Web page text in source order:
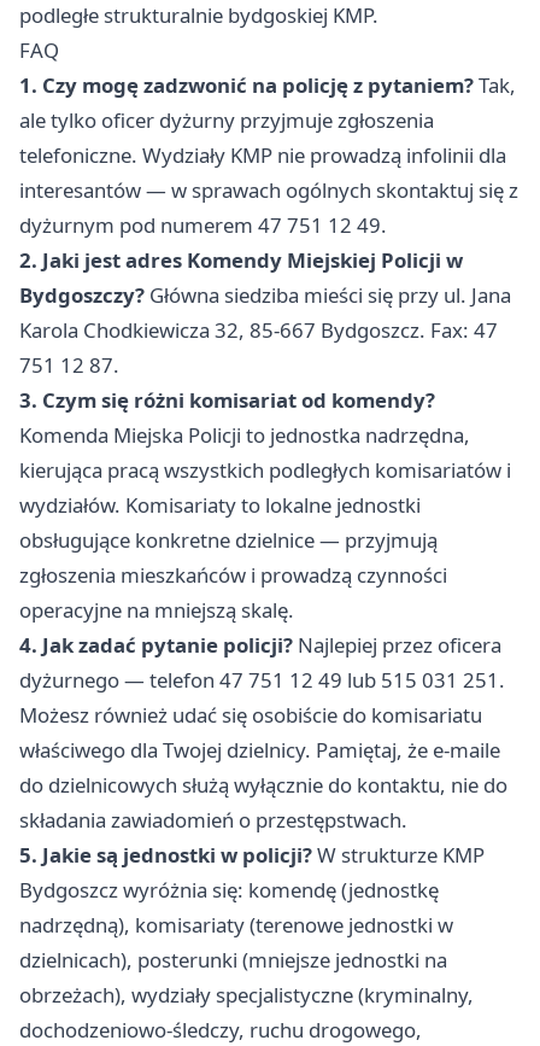
podległe strukturalnie bydgoskiej KMP.
FAQ
1. Czy mogę zadzwonić na policję z pytaniem?Tak,
ale tylko oficer dyżurny przyjmuje zgłoszenia
telefoniczne. Wydziały KMP nie prowadzą infolinii dla
interesantów — w sprawach ogólnych skontaktuj się z
dyżurnym pod numerem 47 751 12 49.
2. Jaki jest adres Komendy Miejskiej Policji w
Bydgoszczy? Główna siedziba mieści się przy ul. Jana
Karola Chodkiewicza 32, 85-667 Bydgoszcz. Fax: 47
751 12 87.
3. Czym się różni komisariat od komendy?
Komenda Miejska Policji to jednostka nadrzędna,
kierująca pracą wszystkich podległych komisariatów i
wydziałów. Komisariaty to lokalne jednostki
obsługujące konkretne dzielnice — przyjmują
zgłoszenia mieszkańców i prowadzą czynności
operacyjne na mniejszą skalę.
4. Jak zadać pytanie policji? Najlepiej przez oficera
dyżurnego — telefon 47 751 12 49 lub 515 031 251.
Możesz również udać się osobiście do komisariatu
właściwego dla Twojej dzielnicy. Pamiętaj, że e-maile
do dzielnicowych służą wyłącznie do kontaktu, nie do
składania zawiadomień o przestępstwach.
5. Jakie są jednostki w policji?W strukturze KMP
Bydgoszcz wyróżnia się: komendę (jednostkę
nadrzędną), komisariaty (terenowe jednostki w
dzielnicach), posterunki (mniejsze jednostki na
obrzeżach), wydziały specjalistyczne (kryminalny,
dochodzeniowo-śledczy, ruchu drogowego,